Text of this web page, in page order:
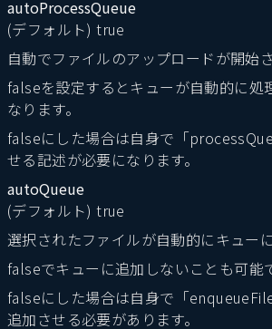
autoProcessQueue
(デフォルト) true
自動でファイルのアップロードが開始さ
falseを設定するとキューが自動的に処
なります。
falseにした場合は自身で「
せる記述が必要になります。
autoQueue
(デフォルト) true
選択されたファイルが自動的にキュー
falseでキューに追加しないことも可能
falseにした場合は自身で「
追加させる必要があります。